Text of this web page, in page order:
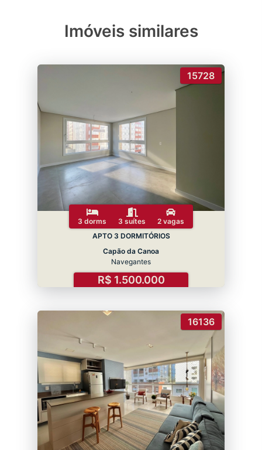
Imóveis similares
15728
3 dorms 3 suítes
2 vagas
APTO 3 DORMITÓRIOS
Capão da Canoa
Navegantes
R$ 1.500.000
16136